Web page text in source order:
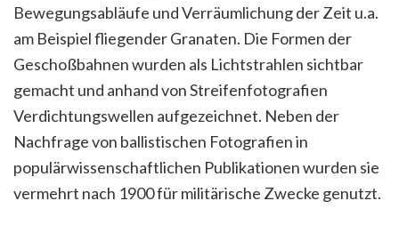
Bewegungsabläufe und Verräumlichung der Zeit u.a.
am Beispiel fliegender Granaten. Die Formen der
Geschoßbahnen wurden als Lichtstrahlen sichtbar
gemacht und anhand von Streifenfotografien
Verdichtungswellen aufgezeichnet. Neben der
Nachfrage von ballistischen Fotografien in
populärwissenschaftlichen Publikationen wurden sie
vermehrt nach 1900 für militärische Zwecke genutzt.